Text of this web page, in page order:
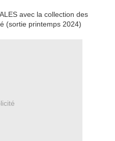
avec la collection des
(sortie printemps 2024)